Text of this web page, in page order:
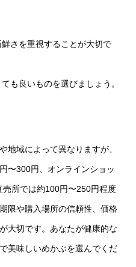
さを重視することが大切で
も良いものを選びましょう。
地域によって異なりますが、
〜300円、オンラインショッ
所では約100円〜250円程度
限や購入場所の信頼性、価格
大切です。あなたが健康的な
美味しいめかぶを選んでくだ